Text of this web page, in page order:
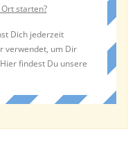
starten?
Dich jederzeit
verwendet, um Dir
findest Du unsere